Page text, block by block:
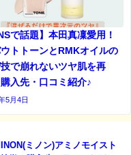
で話題】本田真凜愛用！
トトーンとRMKオイルの
で崩れないツヤ肌を再
入先・口コミ紹介♪
5月4日
ミノン)アミノモイスト